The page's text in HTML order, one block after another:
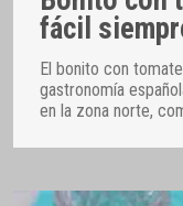
fácil
El bonito con
gastronomía
en la zona norte,